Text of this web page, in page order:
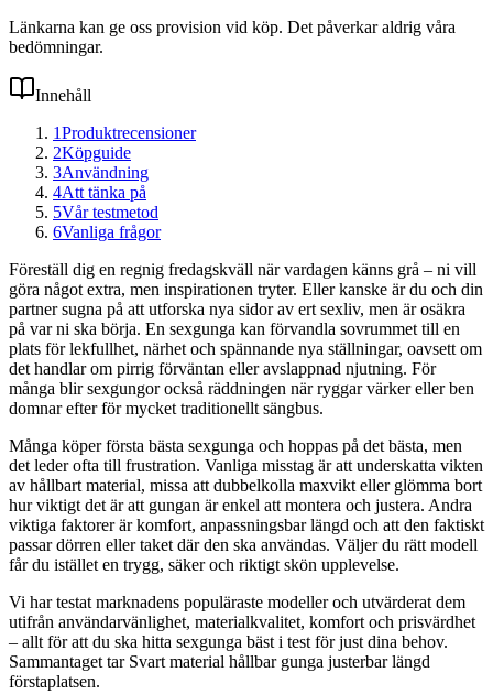
Länkarna kan ge oss provision vid köp. Det påverkar aldrig våra
bedömningar.
Innehåll
1Produktrecensioner
2Köpguide
3Användning
4Att tänka på
5Vår testmetod
6Vanliga frågor
Föreställ dig en regnig fredagskväll när vardagen känns grå – ni vill
göra något extra, men inspirationen tryter. Eller kanske är du och din
partner sugna på att utforska nya sidor av ert sexliv, men är osäkra
på var ni ska börja. En sexgunga kan förvandla sovrummet till en
plats för lekfullhet, närhet och spännande nya ställningar, oavsett om
det handlar om pirrig förväntan eller avslappnad njutning. För
många blir sexgungor också räddningen när ryggar värker eller ben
domnar efter för mycket traditionellt sängbus.
Många köper första bästa sexgunga och hoppas på det bästa, men
det leder ofta till frustration. Vanliga misstag är att underskatta vikten
av hållbart material, missa att dubbelkolla maxvikt eller glömma bort
hur viktigt det är att gungan är enkel att montera och justera. Andra
viktiga faktorer är komfort, anpassningsbar längd och att den faktiskt
passar dörren eller taket där den ska användas. Väljer du rätt modell
får du istället en trygg, säker och riktigt skön upplevelse.
Vi har testat marknadens populäraste modeller och utvärderat dem
utifrån användarvänlighet, materialkvalitet, komfort och prisvärdhet
– allt för att du ska hitta sexgunga bäst i test för just dina behov.
Sammantaget tar Svart material hållbar gunga justerbar längd
förstaplatsen.